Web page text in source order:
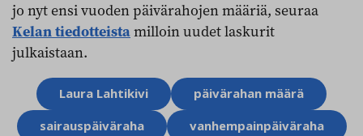
jo nyt ensi vuoden päivärahojen määriä, seuraa
Kelan tiedotteistamilloin uudet laskurit
julkaistaan.
Aihesanat
Laura Lahtikivi
päivärahan määrä
sairauspäiväraha
vanhempainpäiväraha